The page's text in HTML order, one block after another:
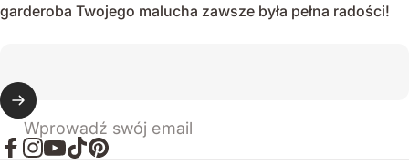
garderoba Twojego malucha zawsze była pełna radości!
Wprowadź swój email